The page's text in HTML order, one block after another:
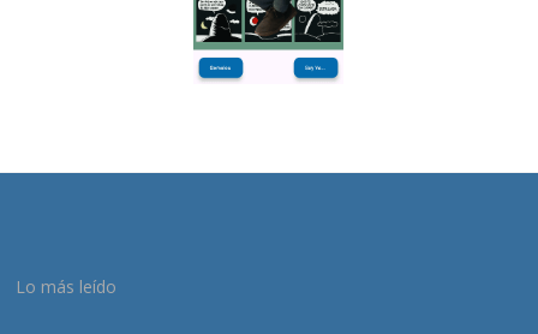
Lo más leído